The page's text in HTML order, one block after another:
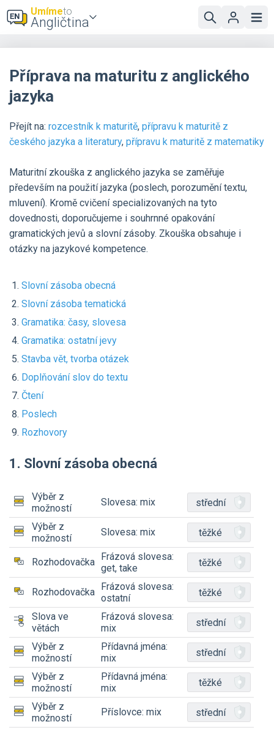
Umímeto
Angličtina
Příprava na maturitu z anglického
jazyka
Přejít na: rozcestník k maturitě, přípravu k maturitě z
českého jazyka a literatury, přípravu k maturitě z matematiky
Maturitní zkouška z anglického jazyka se zaměřuje
především na použití jazyka (poslech, porozumění textu,
mluvení). Kromě cvičení specializovaných na tyto
dovednosti, doporučujeme i souhrnné opakování
gramatických jevů a slovní zásoby. Zkouška obsahuje i
otázky na jazykové kompetence.
Slovní zásoba obecná
Slovní zásoba tematická
Gramatika: časy, slovesa
Gramatika: ostatní jevy
Stavba vět, tvorba otázek
Doplňování slov do textu
Čtení
Poslech
Rozhovory
1. Slovní zásoba obecná
Výběr z
možností
Slovesa: mix střední
Výběr z
možností
Slovesa: mix těžké
Rozhodovačka Frázová slovesa:
get, take
těžké
Rozhodovačka Frázová slovesa:
ostatní
těžké
Slova ve
větách
Frázová slovesa:
mix
střední
Výběr z
možností
Přídavná jména:
mix
střední
Výběr z
možností
Přídavná jména:
mix
těžké
Výběr z
možností
Příslovce: mix střední